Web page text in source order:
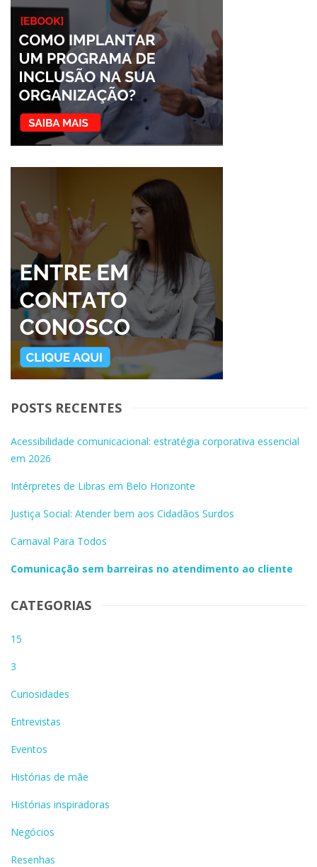
POSTS RECENTES
Acessibilidade comunicacional: estratégia corporativa essencial
em 2026
Intérpretes de Libras em Belo Horizonte
Justiça Social: Atender bem aos Cidadãos Surdos
Carnaval Para Todos
Comunicação sem barreiras no atendimento ao cliente
CATEGORIAS
15
3
Curiosidades
Entrevistas
Eventos
Histórias de mãe
Histórias inspiradoras
Negócios
Resenhas